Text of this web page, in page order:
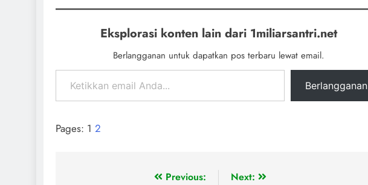
Eksplorasi konten lain dari 1miliarsantri.net
Berlangganan untuk dapatkan pos terbaru lewat email.
Berlangganan
Pages: 1 2
Previous:
Next: